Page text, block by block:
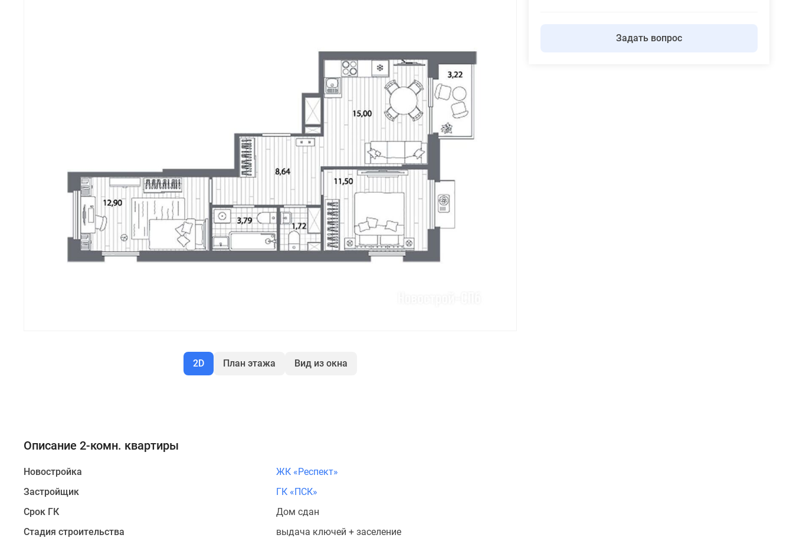
2D План этажа Вид из окна
Описание 2-комн. квартиры
Новостройка
ЖК «Респект»
Застройщик
ГК «ПСК»
Срок ГК
Дом сдан
Стадия строительства
выдача ключей + заселение
Задать вопрос